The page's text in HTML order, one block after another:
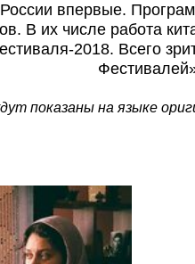
впервые.
В их числе работа
2018. Всего
показаны на языке